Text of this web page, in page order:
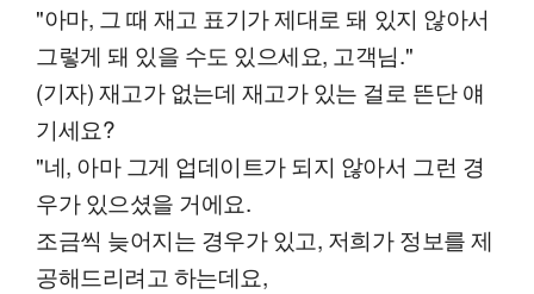
"아마, 그 때 재고 표기가 제대로 돼 있지 않아서
그렇게 돼 있을 수도 있으세요, 고객님."
(기자) 재고가 없는데 재고가 있는 걸로 뜬단 얘
기세요?
"네, 아마 그게 업데이트가 되지 않아서 그런 경
우가 있으셨을 거에요.
조금씩 늦어지는 경우가 있고, 저희가 정보를 제
공해드리려고 하는데요,